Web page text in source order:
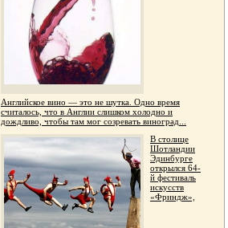
Английское вино — это не шутка. Одно время
считалось, что в Англии слишком холодно и
дождливо, чтобы там мог созревать виноград...
В столице
Шотландии
Эдинбурге
открылся 64-
й фестиваль
искусств
«Фриндж»,